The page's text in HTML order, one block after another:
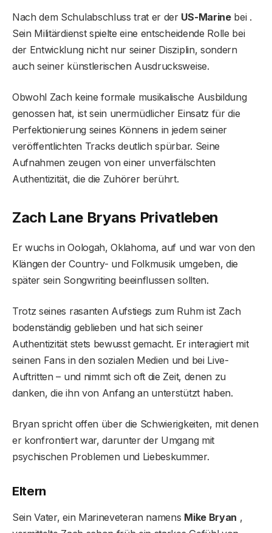
Nach dem Schulabschluss trat er der US-Marinebei .
Sein Militärdienst spielte eine entscheidende Rolle bei
der Entwicklung nicht nur seiner Disziplin, sondern
auch seiner künstlerischen Ausdrucksweise.
Obwohl Zach keine formale musikalische Ausbildung
genossen hat, ist sein unermüdlicher Einsatz für die
Perfektionierung seines Könnens in jedem seiner
veröffentlichten Tracks deutlich spürbar. Seine
Aufnahmen zeugen von einer unverfälschten
Authentizität, die die Zuhörer berührt.
Zach Lane Bryans Privatleben
Er wuchs in Oologah, Oklahoma, auf und war von den
Klängen der Country- und Folkmusik umgeben, die
später sein Songwriting beeinflussen sollten.
Trotz seines rasanten Aufstiegs zum Ruhm ist Zach
bodenständig geblieben und hat sich seiner
Authentizität stets bewusst gemacht. Er interagiert mit
seinen Fans in den sozialen Medien und bei Live-
Auftritten – und nimmt sich oft die Zeit, denen zu
danken, die ihn von Anfang an unterstützt haben.
Bryan spricht offen über die Schwierigkeiten, mit denen
er konfrontiert war, darunter der Umgang mit
psychischen Problemen und Liebeskummer.
Eltern
Sein Vater, ein Marineveteran namens Mike Bryan ,